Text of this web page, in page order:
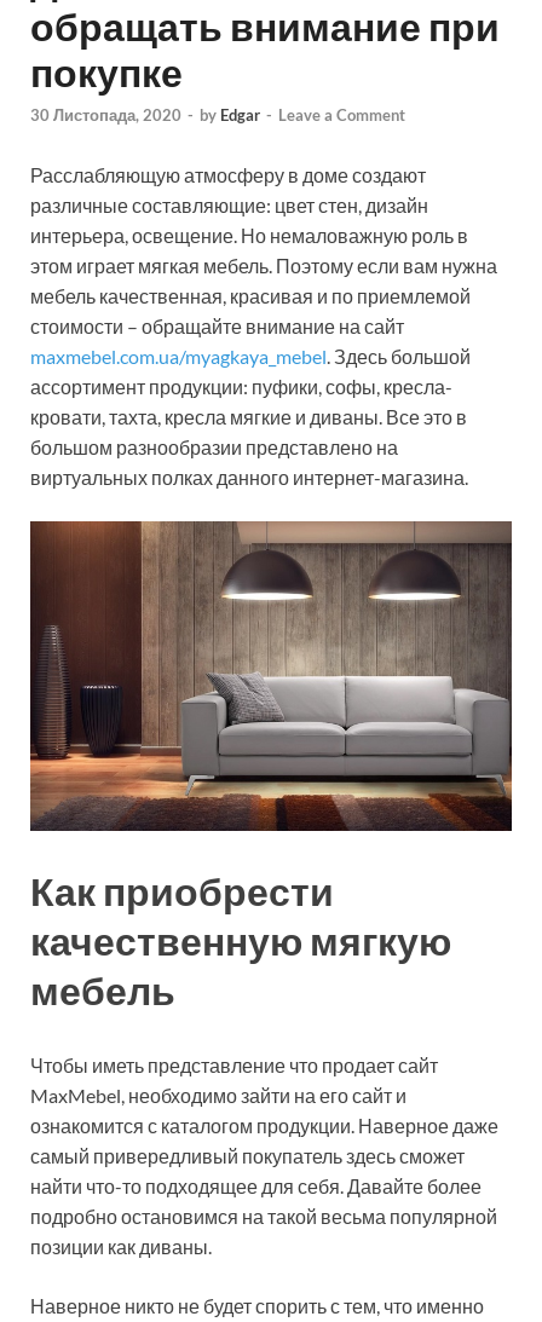
обращать внимание при
покупке
30 Листопада, 2020 - by Edgar - Leave a Comment
Расслабляющую атмосферу в доме создают
различные составляющие: цвет стен, дизайн
интерьера, освещение. Но немаловажную роль в
этом играет мягкая мебель. Поэтому если вам нужна
мебель качественная, красивая и по приемлемой
стоимости – обращайте внимание на сайт
maxmebel.com.ua/myagkaya_mebel. Здесь большой
ассортимент продукции: пуфики, софы, кресла-
кровати, тахта, кресла мягкие и диваны. Все это в
большом разнообразии представлено на
виртуальных полках данного интернет-магазина.
Как приобрести
качественную мягкую
мебель
Чтобы иметь представление что продает сайт
MaxMebel, необходимо зайти на его сайт и
ознакомится с каталогом продукции. Наверное даже
самый привередливый покупатель здесь сможет
найти что-то подходящее для себя. Давайте более
подробно остановимся на такой весьма популярной
позиции как диваны.
Наверное никто не будет спорить с тем, что именно